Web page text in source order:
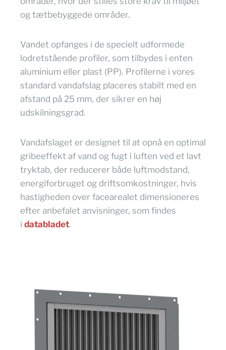
og tætbebyggede områder.
Vandet opfanges i de specielt udformede
lodretstående profiler, som tilbydes i enten
aluminium eller plast (PP). Profilerne i vores
standard vandafslag placeres stabilt med en
afstand på 25 mm, der sikrer en høj
udskilningsgrad.
Vandafslaget er designet til at opnå en optimal
gribeeffekt af vand og fugt i luften ved et lavt
tryktab, der reducerer både luftmodstand,
energiforbruget og driftsomkostninger, hvis
hastigheden over facearealet dimensioneres
efter anbefalet anvisninger, som findes
i databladet.